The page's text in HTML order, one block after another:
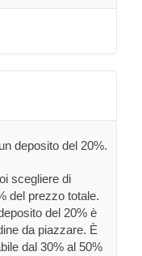
deposito del 20%.
scegliere di
del prezzo totale.
del 20% è
da piazzare. È
dal 30% al 50%